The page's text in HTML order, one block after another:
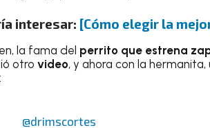
interesar: [Cómo elegir la
la fama del perrito que estrena
otro video, y ahora con la
:
@drimscortes